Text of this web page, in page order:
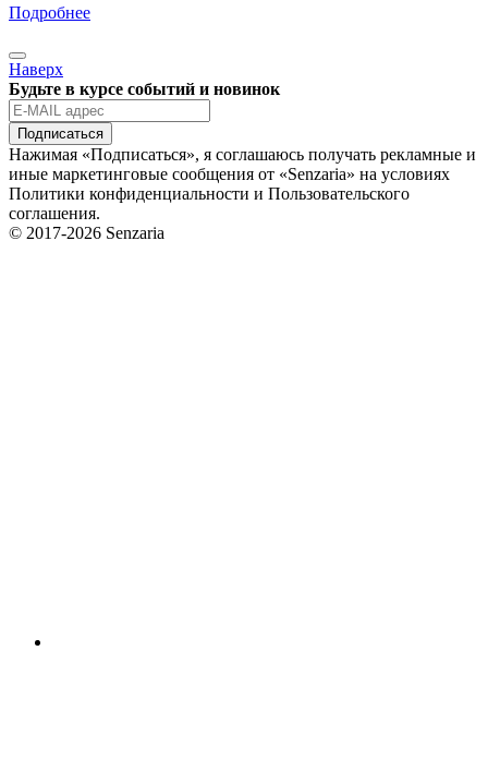
Подробнее
Наверх
Будьте в курсе событий и новинок
Подписаться
Нажимая «Подписаться», я соглашаюсь получать рекламные и
иные маркетинговые сообщения от «Senzaria» на условиях
Политики конфиденциальности и Пользовательского
соглашения.
© 2017-2026 Senzaria